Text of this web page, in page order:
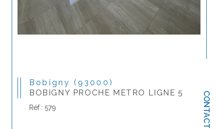
CONTACT
Bobigny (93000)
BOBIGNY PROCHE METRO LIGNE 5
Réf : 579